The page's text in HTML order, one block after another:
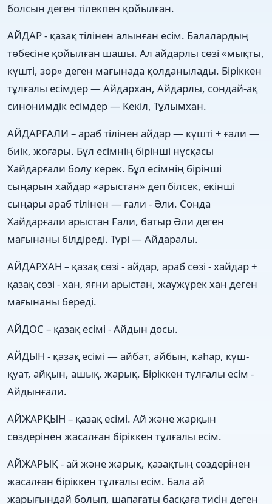
болсын деген тілекпен қойылған.
АЙДАР - қазақ тілінен алынған есім. Балалардың
төбесіне қойылған шашы. Ал айдарлы сөзі «мықты,
күшті, зор» деген мағынада қолданылады. Біріккен
тұлғалы есімдер — Айдархан, Айдарлы, сондай-ақ
синонимдік есімдер — Кекіл, Тұлымхан.
АЙДАРҒАЛИ – араб тілінен айдар — күшті + ғали —
биік, жоғары. Бұл есімнің бірінші нұсқасы
Хайдарғали болу керек. Бұл есімнің бірінші
сыңарын хайдар «арыстан» деп білсек, екінші
сыңары араб тілінен — ғали - Әли. Сонда
Хайдарғали арыстан Ғали, батыр Әли деген
мағынаны білдіреді. Түрі — Айдаралы.
АЙДАРХАН – қазақ сөзі - айдар, араб сөзі - хайдар +
қазақ сөзі - хан, яғни арыстан, жаужүрек хан деген
мағынаны береді.
АЙДОС – қазақ есімі - Айдын досы.
АЙДЫН - қазақ есімі — айбат, айбын, каһар, күш-
қуат, айқын, ашық, жарық. Біріккен тұлғалы есім -
Айдынғали.
АЙЖАРҚЫН – қазақ есімі. Ай және жарқын
сөздерінен жасалған біріккен тұлғалы есім.
АЙЖАРЫҚ - ай және жарық, қазақтың сөздерінен
жасалған біріккен тұлғалы есім. Бала ай
жарығындай болып, шапағаты басқаға тисін деген